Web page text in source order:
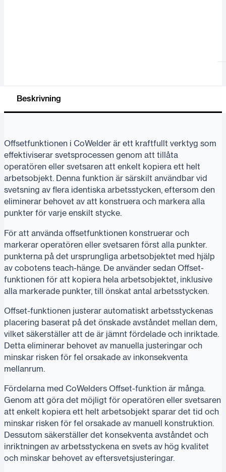
Beskrivning
Offsetfunktionen i CoWelder är ett kraftfullt verktyg som
effektiviserar svetsprocessen genom att tillåta
operatören eller svetsaren att enkelt kopiera ett helt
arbetsobjekt. Denna funktion är särskilt användbar vid
svetsning av flera identiska arbetsstycken, eftersom den
eliminerar behovet av att konstruera och markera alla
punkter för varje enskilt stycke.
För att använda offsetfunktionen konstruerar och
markerar operatören eller svetsaren först alla punkter.
punkterna på det ursprungliga arbetsobjektet med hjälp
av cobotens teach-hänge. De använder sedan Offset-
funktionen för att kopiera hela arbetsobjektet, inklusive
alla markerade punkter, till önskat antal arbetsstycken.
Offset-funktionen justerar automatiskt arbetsstyckenas
placering baserat på det önskade avståndet mellan dem,
vilket säkerställer att de är jämnt fördelade och inriktade.
Detta eliminerar behovet av manuella justeringar och
minskar risken för fel orsakade av inkonsekventa
mellanrum.
Fördelarna med CoWelders Offset-funktion är många.
Genom att göra det möjligt för operatören eller svetsaren
att enkelt kopiera ett helt arbetsobjekt sparar det tid och
minskar risken för fel orsakade av manuell konstruktion.
Dessutom säkerställer det konsekventa avståndet och
inriktningen av arbetsstyckena en svets av hög kvalitet
och minskar behovet av eftersvetsjusteringar.